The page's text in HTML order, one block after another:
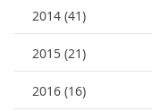
2014 (41)
2015 (21)
2016 (16)